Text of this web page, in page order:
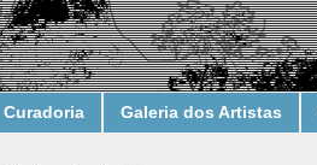
Curadoria Galeria dos Artistas